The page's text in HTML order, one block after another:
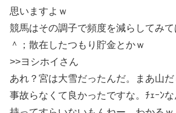
思いますよｗ
競馬はその調子で頻度を減らしてみて
＾；散在したつもり貯金とかｗ
>>ヨシホイさん
あれ？宮は大雪だったんだ。まあ山
事故らなくて良かったですな。ﾁｪｰﾝ